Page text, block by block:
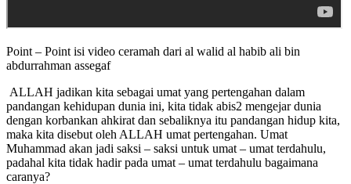
Point – Point isi video ceramah dari al walid al habib ali bin
abdurrahman assegaf
ALLAH jadikan kita sebagai umat yang pertengahan dalam
pandangan kehidupan dunia ini, kita tidak abis2 mengejar dunia
dengan korbankan ahkirat dan sebaliknya itu pandangan hidup kita,
maka kita disebut oleh ALLAH umat pertengahan. Umat
Muhammad akan jadi saksi – saksi untuk umat – umat terdahulu,
padahal kita tidak hadir pada umat – umat terdahulu bagaimana
caranya?